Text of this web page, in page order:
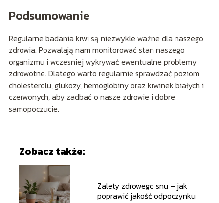
Podsumowanie
Regularne badania krwi są niezwykle ważne dla naszego
zdrowia. Pozwalają nam monitorować stan naszego
organizmu i wczesniej wykrywać ewentualne problemy
zdrowotne. Dlatego warto regularnie sprawdzać poziom
cholesterolu, glukozy, hemoglobiny oraz krwinek białych i
czerwonych, aby zadbać o nasze zdrowie i dobre
samopoczucie.
Zobacz także:
Zalety zdrowego snu – jak
poprawić jakość odpoczynku